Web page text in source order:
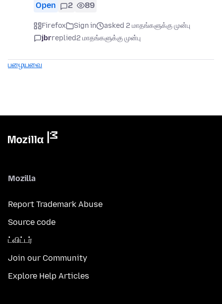
Open 2 89
Firefox Sign in
asked 2 மாதங்களுக்கு முன்பு
jbrreplied2 மாதங்களுக்கு முன்பு
பழையவை
Mozilla
Report Trademark Abuse
Source code
ட்விட்டர்
Join our Community
Explore Help Articles